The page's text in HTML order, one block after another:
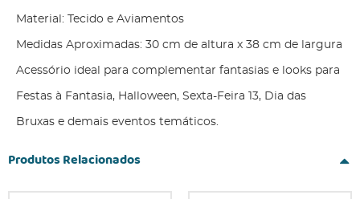
Material: Tecido e Aviamentos
Medidas Aproximadas: 30 cm de altura x 38 cm de largura
Acessório ideal para complementar fantasias e looks para
Festas à Fantasia, Halloween, Sexta-Feira 13, Dia das
Bruxas e demais eventos temáticos.
Produtos Relacionados